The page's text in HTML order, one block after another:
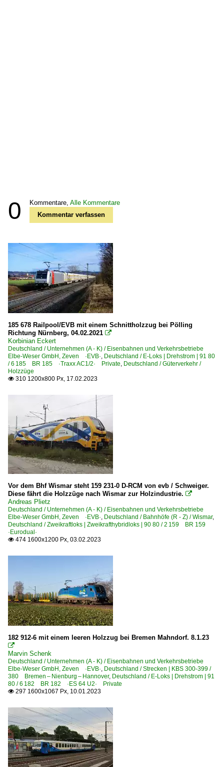
0 Kommentare, Alle Kommentare
Kommentar verfassen
185 678 Railpool/EVB mit einem Schnittholzzug bei Pölling
Richtung Nürnberg, 04.02.2021 
Korbinian Eckert
Deutschland / Unternehmen (A - K) / Eisenbahnen und Verkehrsbetriebe
Elbe-Weser GmbH, Zeven ·EVB·, Deutschland / E-Loks | Drehstrom | 91 80
/ 6 185 BR 185 ·Traxx AC1/2· Private, Deutschland / Güterverkehr /
Holzzüge
 310 1200x800 Px, 17.02.2023
Vor dem Bhf Wismar steht 159 231-0 D-RCM von evb / Schweiger.
Diese fährt die Holzzüge nach Wismar zur Holzindustrie. 
Andreas Plietz
Deutschland / Unternehmen (A - K) / Eisenbahnen und Verkehrsbetriebe
Elbe-Weser GmbH, Zeven ·EVB·, Deutschland / Bahnhöfe (R - Z) / Wismar,
Deutschland / Zweikraftloks | Zweikrafthybridloks | 90 80 / 2 159 BR 159
·Eurodual·
 474 1600x1200 Px, 03.02.2023
182 912-6 mit einem leeren Holzzug bei Bremen Mahndorf. 8.1.23

Marvin Schenk
Deutschland / Unternehmen (A - K) / Eisenbahnen und Verkehrsbetriebe
Elbe-Weser GmbH, Zeven ·EVB·, Deutschland / Strecken | KBS 300-399 /
380 Bremen – Nienburg – Hannover, Deutschland / E-Loks | Drehstrom | 91
80 / 6 182 BR 182 ·ES 64 U2· Private
 297 1600x1067 Px, 10.01.2023